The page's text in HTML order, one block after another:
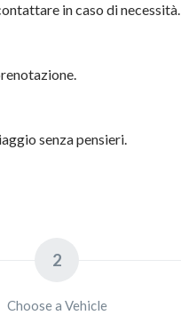
in caso di necessità.
senza pensieri.
2
Choose a Vehicle